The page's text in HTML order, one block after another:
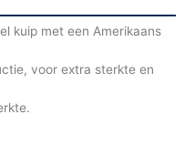
kuip met een Amerikaans
voor extra sterkte en